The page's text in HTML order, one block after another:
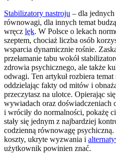
Stabilizatory nastroju – dla
równowagi, dla innych temat
wręcz lęk. W Polsce o lekach
szeptem, chociaż liczba osób
wsparcia dynamicznie rośnie.
przełamanie tabu wokół
zdrowia psychicznego, ale także
odwagi. Ten artykuł rozbiera
oddzielając fakty od mitów i
przeczytasz na ulotce. Opierając
wywiadach oraz doświadczeniach
i wróciły do normalności, pokażę
stały się jednym z najbardziej
codzienną równowagę
koszty, ukryte wyzwania i
użytkownik powinien znać.